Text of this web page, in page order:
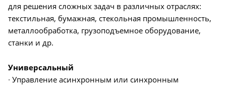
для решения сложных задач в различных отраслях:
текстильная, бумажная, стекольная промышленность,
металлообработка, грузоподъемное оборудование,
станки и др.
Универсальный
∙ Управление асинхронным или синхронным